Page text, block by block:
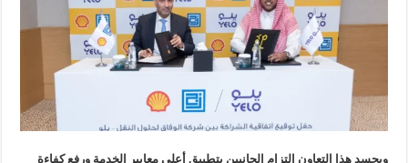
ويجسد هذا التعاون التزام الجانبين بتطبيق أعلى معايير الخدمة ورفع كفاءة